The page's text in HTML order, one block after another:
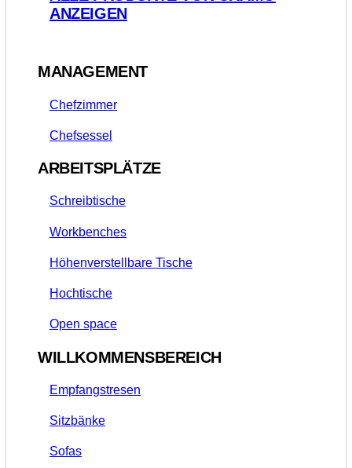
ANZEIGEN
MANAGEMENT
Chefzimmer
Chefsessel
ARBEITSPLÄTZE
Schreibtische
Workbenches
Höhenverstellbare Tische
Hochtische
Open space
WILLKOMMENSBEREICH
Empfangstresen
Sitzbänke
Sofas